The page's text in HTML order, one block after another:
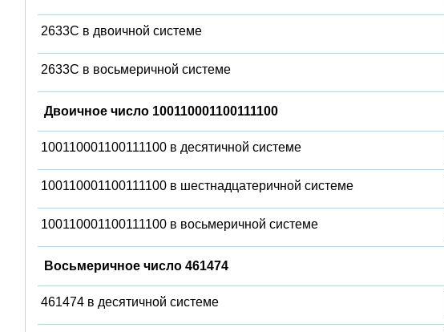
2633C в двоичной системе
2633C в восьмеричной системе
Двоичное число 100110001100111100
100110001100111100 в десятичной системе
100110001100111100 в шестнадцатеричной системе
100110001100111100 в восьмеричной системе
Восьмеричное число 461474
461474 в десятичной системе